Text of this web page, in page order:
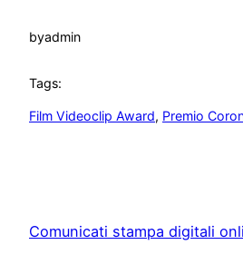
byadmin
Tags:
Film Videoclip Award, Premio
Comunicati stampa digitali